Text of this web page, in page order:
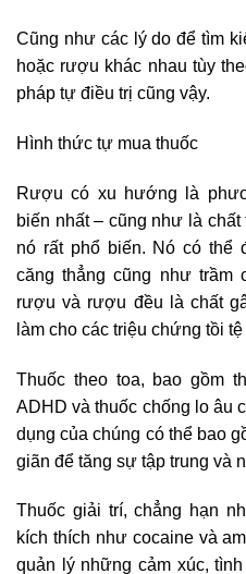
Cũng như các lý do để tìm
hoặc rượu khác nhau tùy
pháp tự điều trị cũng vậy.
Hình thức tự mua thuốc
Rượu có xu hướng là
biến nhất – cũng như là
nó rất phổ biến. Nó có
căng thẳng cũng như trầm
rượu và rượu đều là chất
làm cho các triệu chứng tồi
Thuốc theo toa, bao gồm
ADHD và thuốc chống lo âu
dụng của chúng có thể bao
giãn để tăng sự tập trung và
Thuốc giải trí, chẳng hạn
kích thích như cocaine và
quản lý những cảm xúc,